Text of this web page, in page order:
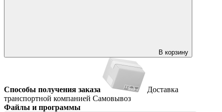
В корзину
Способы получения заказа
Доставка
транспортной компанией Самовывоз
Файлы и программы